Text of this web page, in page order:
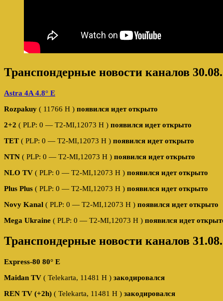
Транспондерные новости каналов
Astra 4A 4.8° E
Rozpakuy ( 11766 H ) появился идет открыто
2+2 ( PLP: 0 — T2-MI,12073 H ) появился идет открыто
TET ( PLP: 0 — T2-MI,12073 H ) появился идет открыто
NTN ( PLP: 0 — T2-MI,12073 H ) появился идет открыто
NLO TV ( PLP: 0 — T2-MI,12073 H ) появился идет открыто
Plus Plus ( PLP: 0 — T2-MI,12073 H ) появился идет открыто
Novy Kanal ( PLP: 0 — T2-MI,12073 H ) появился идет открыто
Mega Ukraine ( PLP: 0 — T2-MI,12073 H ) появился идет
Транспондерные новости каналов
Express-80 80° E
Maidan TV ( Telekarta, 11481 Н ) закодировался
REN TV (+2h) ( Telekarta, 11481 Н ) закодировался